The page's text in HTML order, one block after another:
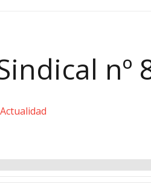
nº
Actualidad